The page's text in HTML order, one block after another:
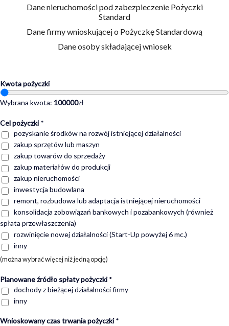
Dane nieruchomości pod zabezpieczenie Pożyczki
Standard
Dane firmy wnioskującej o Pożyczkę Standardową
Dane osoby składającej wniosek
Kwota pożyczki
Wybrana kwota: 100000zł
Cel pożyczki*
pozyskanie środków na rozwój istniejącej działalności
zakup sprzętów lub maszyn
zakup towarów do sprzedaży
zakup materiałów do produkcji
zakup nieruchomości
inwestycja budowlana
remont, rozbudowa lub adaptacja istniejącej nieruchomości
konsolidacja zobowiązań bankowych i pozabankowych (również
spłata przewłaszczenia)
rozwinięcie nowej działalności (Start-Up powyżej 6 mc.)
inny
(można wybrać więcej niż jedną opcję)
Planowane źródło spłaty pożyczki*
dochody z bieżącej działalności firmy
inny
Wnioskowany czas trwania pożyczki*